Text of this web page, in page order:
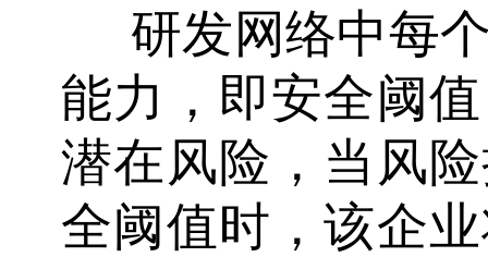
研发网络中每
能力，即安全阈
潜在风险，当风
全阈值时，该企